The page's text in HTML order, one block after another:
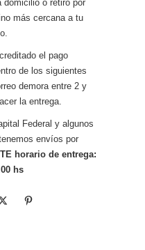
domicilio o retiro por
más cercana a tu
el pago
de los siguientes
demora entre 2 y
la entrega.
Federal y algunos
envíos por
horario de entrega:
hs